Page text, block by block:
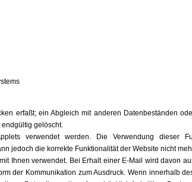
erfaßt; ein Abgleich mit anderen Datenbeständen
gelöscht.
verwendet werden. Die Verwendung dieser
jedoch die korrekte Funktionalität der Website nicht
Ihnen verwendet. Bei Erhalt einer E-Mail wird davon
der Kommunikation zum Ausdruck. Wenn innerhalb